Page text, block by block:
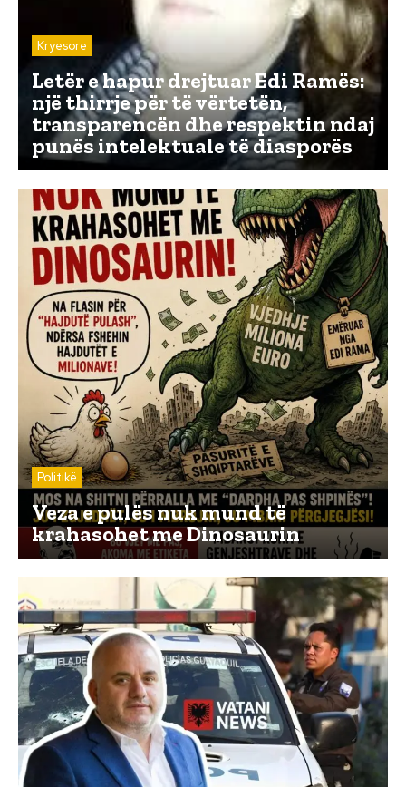
Kryesore
Letër e hapur drejtuar Edi Ramës:
një thirrje për të vërtetën,
transparencën dhe respektin ndaj
punës intelektuale të diasporës
Politikë
Veza e pulës nuk mund të
krahasohet me Dinosaurin